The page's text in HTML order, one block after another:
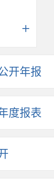
开年报
度报表